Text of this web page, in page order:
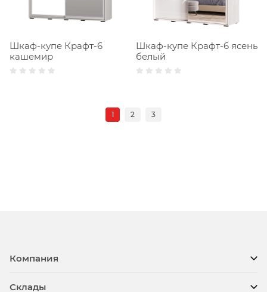
Шкаф-купе Крафт-6
кашемир
Шкаф-купе Крафт-6 ясень
белый
1 2 3
Компания
Склады